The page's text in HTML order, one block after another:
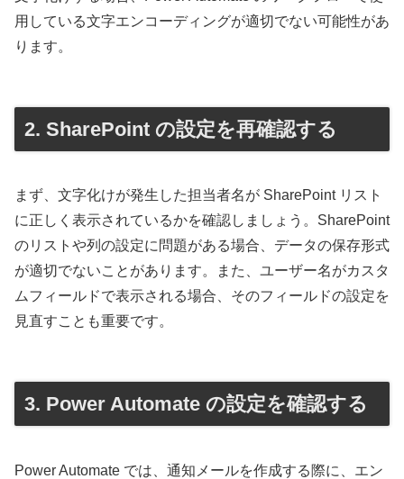
用している文字エンコーディングが適切でない可能性があ
ります。
2. SharePoint の設定を再確認する
まず、文字化けが発生した担当者名が SharePoint リスト
に正しく表示されているかを確認しましょう。SharePoint
のリストや列の設定に問題がある場合、データの保存形式
が適切でないことがあります。また、ユーザー名がカスタ
ムフィールドで表示される場合、そのフィールドの設定を
見直すことも重要です。
3. Power Automate の設定を確認する
Power Automate では、通知メールを作成する際に、エン